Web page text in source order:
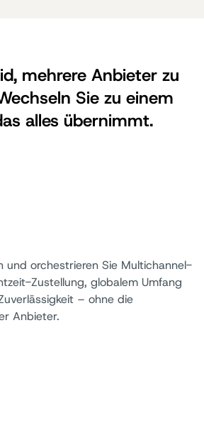
mehrere Anbieter zu
Sie zu einem
alles übernimmt.
und orchestrieren Sie Multichannel-
Zustellung, globalem Umfang
– ohne die
Anbieter.